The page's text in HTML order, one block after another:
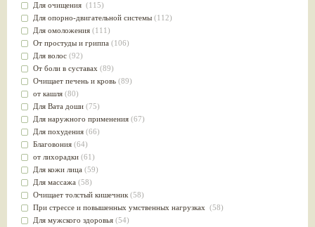
Для очищения (115)
Для опорно-двигательной системы (112)
Для омоложения (111)
От простуды и гриппа (106)
Для волос (92)
От боли в суставах (89)
Очищает печень и кровь (89)
от кашля (80)
Для Вата доши (75)
Для наружного применения (67)
Для похудения (66)
Благовония (64)
от лихорадки (61)
Для кожи лица (59)
Для массажа (58)
Очищает толстый кишечник (58)
При стрессе и повышенных умственных нагрузках (58)
Для мужского здоровья (54)